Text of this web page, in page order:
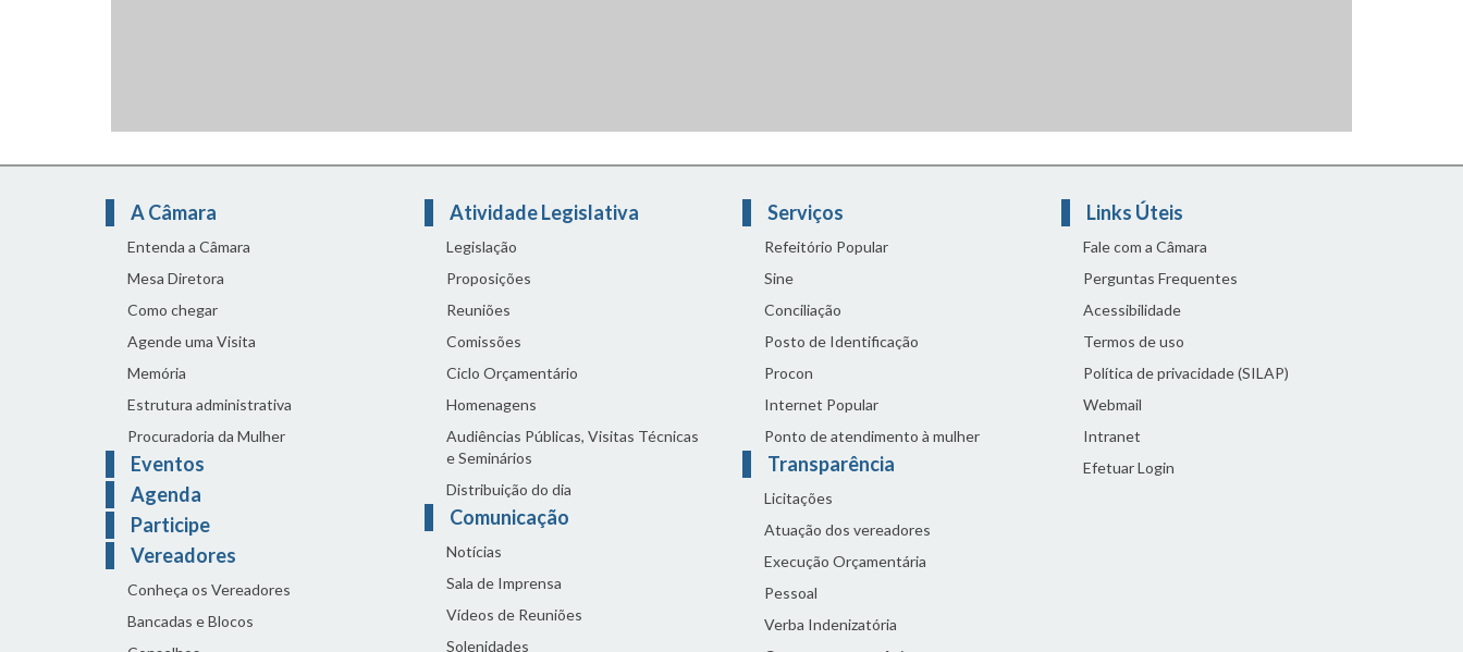
A Câmara
Entenda a Câmara
Mesa Diretora
Como chegar
Agende uma Visita
Memória
Estrutura administrativa
Procuradoria da Mulher
Eventos
Agenda
Participe
Vereadores
Conheça os Vereadores
Bancadas e Blocos
Atividade Legislativa
Legislação
Proposições
Reuniões
Comissões
Ciclo Orçamentário
Homenagens
Audiências Públicas, Visitas Técnicas
e Seminários
Distribuição do dia
Comunicação
Notícias
Sala de Imprensa
Vídeos de Reuniões
Solenidades
Serviços
Refeitório Popular
Sine
Conciliação
Posto de Identificação
Procon
Internet Popular
Ponto de atendimento à mulher
Transparência
Licitações
Atuação dos vereadores
Execução Orçamentária
Pessoal
Verba Indenizatória
Links Úteis
Fale com a Câmara
Perguntas Frequentes
Acessibilidade
Termos de uso
Política de privacidade (SILAP)
Webmail
Intranet
Efetuar Login